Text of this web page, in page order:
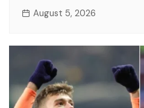
August 5, 2026